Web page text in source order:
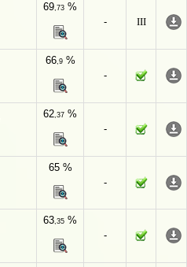
69,73 %
-
III
66,9%
-
62,37 %
-
65 %
-
63,35 %
-